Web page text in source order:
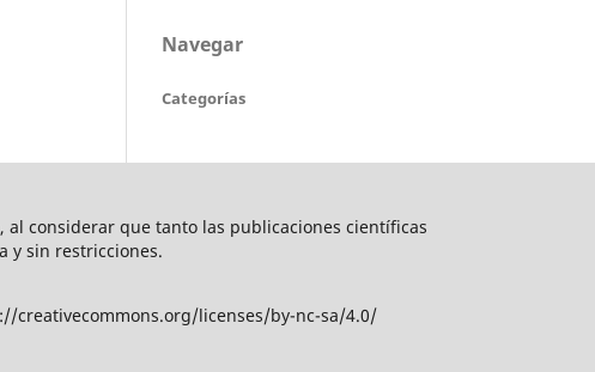
Navegar
Categorías
, al considerar que tanto las publicaciones científicas
y sin restricciones.
creativecommons.org/licenses/by-nc-sa/4.0/